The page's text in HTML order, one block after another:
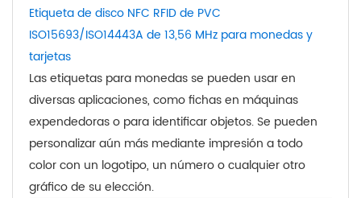
Etiqueta de disco NFC RFID de PVC
ISO15693/ISO14443A de 13,56 MHz para monedas y
tarjetas
Las etiquetas para monedas se pueden usar en
diversas aplicaciones, como fichas en máquinas
expendedoras o para identificar objetos. Se pueden
personalizar aún más mediante impresión a todo
color con un logotipo, un número o cualquier otro
gráfico de su elección.